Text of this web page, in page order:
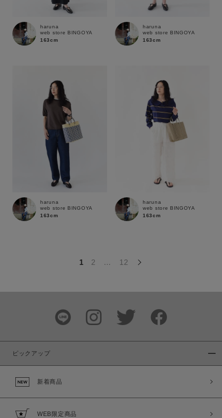
この条件で絞り込む
haruna
web store BINGOYA
163cm
haruna
web store BINGOYA
163cm
haruna
web store BINGOYA
163cm
haruna
web store BINGOYA
163cm
1 2 … 12
ピックアップ
新着商品
WEB限定商品